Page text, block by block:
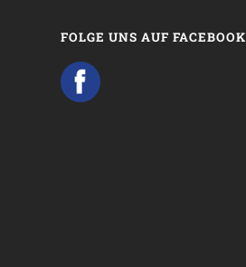
FOLGE UNS AUF FACEBOOK